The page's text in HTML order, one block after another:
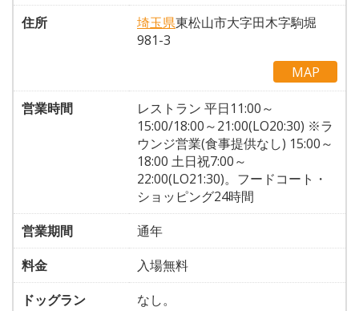
住所
埼玉県東松山市大字田木字駒堀
981-3
MAP
営業時間
レストラン 平日11:00～
15:00/18:00～21:00(LO20:30) ※ラ
ウンジ営業(食事提供なし) 15:00～
18:00 土日祝7:00～
22:00(LO21:30)。フードコート・
ショッピング24時間
営業期間
通年
料金
入場無料
ドッグラン
なし。